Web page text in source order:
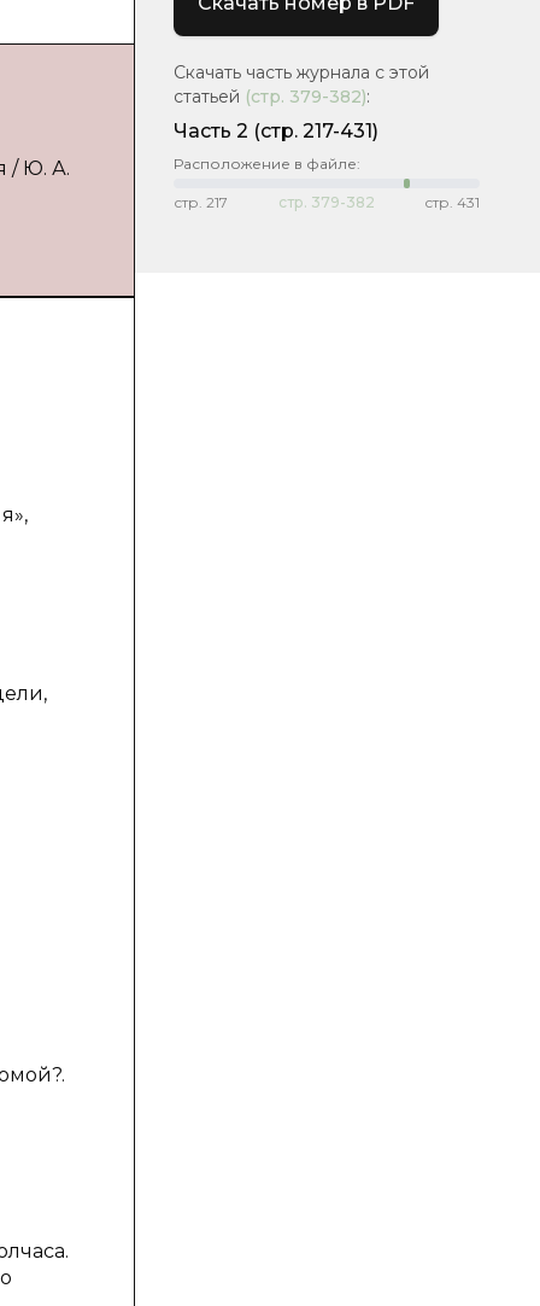
/ Ю. А.
Скачать часть журнала с этой
статьей (стр. 379-382):
Часть 2 (стр. 217-431)
Расположение в файле:
стр. 217 стр. 379-382 стр. 431